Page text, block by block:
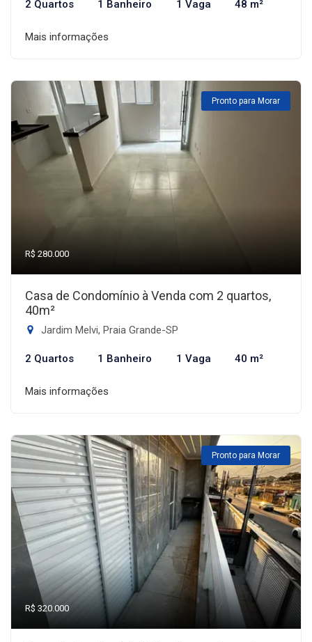
2 Quartos 1 Banheiro 1 Vaga 48 m²
Mais informações
Pronto para Morar
R$ 280.000
Casa de Condomínio à Venda com 2 quartos,
40m²
Jardim Melvi, Praia Grande-SP
2 Quartos 1 Banheiro 1 Vaga 40 m²
Mais informações
Pronto para Morar
R$ 320.000